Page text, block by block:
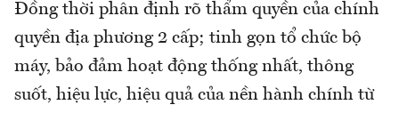
Đồng thời phân định rõ thẩm quyền của chính
quyền địa phương 2 cấp; tinh gọn tổ chức bộ
máy, bảo đảm hoạt động thống nhất, thông
suốt, hiệu lực, hiệu quả của nền hành chính từ